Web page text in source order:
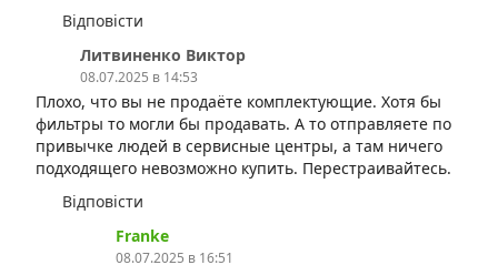
Відповісти
Литвиненко Виктор
08.07.2025 в 14:53
Плохо, что вы не продаёте комплектующие. Хотя бы
фильтры то могли бы продавать. А то отправляете по
привычке людей в сервисные центры, а там ничего
подходящего невозможно купить. Перестраивайтесь.
Відповісти
⁨Franke
08.07.2025 в 16:51